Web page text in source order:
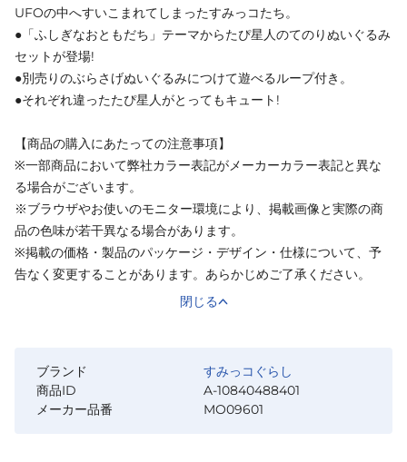
UFOの中へすいこまれてしまったすみっコたち。
●「ふしぎなおともだち」テーマからたぴ星人のてのりぬいぐるみ
セットが登場!
●別売りのぶらさげぬいぐるみにつけて遊べるループ付き。
●それぞれ違ったたぴ星人がとってもキュート!
【商品の購入にあたっての注意事項】
※一部商品において弊社カラー表記がメーカーカラー表記と異な
る場合がございます。
※ブラウザやお使いのモニター環境により、掲載画像と実際の商
品の色味が若干異なる場合があります。
※掲載の価格・製品のパッケージ・デザイン・仕様について、予
告なく変更することがあります。あらかじめご了承ください。
閉じる
ブランド
すみっコぐらし
商品ID
A-10840488401
メーカー品番
MO09601